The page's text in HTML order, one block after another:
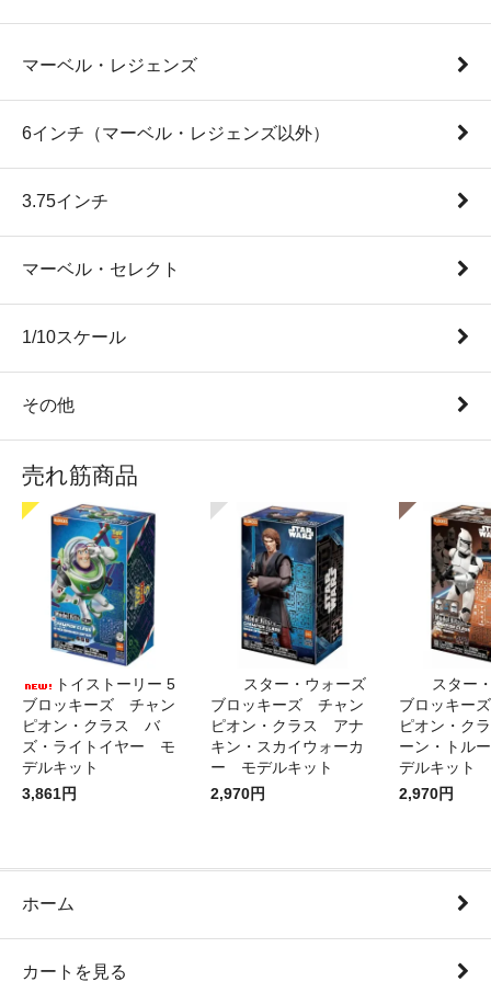
マーベル・レジェンズ
6インチ（マーベル・レジェンズ以外）
3.75インチ
マーベル・セレクト
1/10スケール
その他
売れ筋商品
トイストーリー 5
ブロッキーズ チャン
ピオン・クラス バ
ズ・ライトイヤー モ
デルキット
3,861円
スター・ウォーズ
ブロッキーズ チャン
ピオン・クラス アナ
キン・スカイウォーカ
ー モデルキット
2,970円
スター
ブロッキー
ピオン・ク
ーン・トル
デルキット
2,970円
ホーム
カートを見る